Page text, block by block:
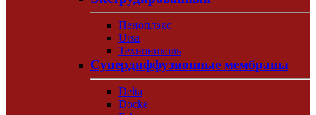
Пеноплэкс
Ursa
Технониколь
Супердиффузионные мембраны
Delta
Docke